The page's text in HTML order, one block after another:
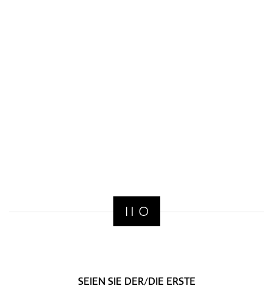
SEIEN SIE DER/DIE ERSTE